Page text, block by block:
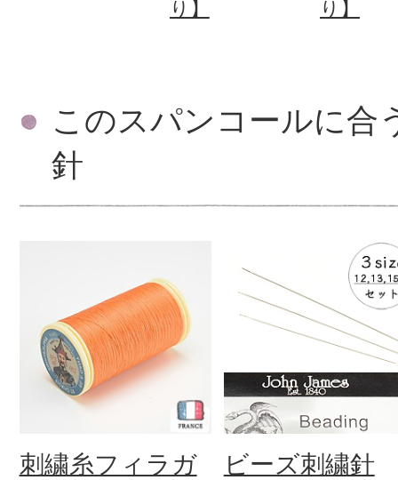
り】
り】
このスパンコールに合
針
刺繍糸フィラガ
ビーズ刺繍針